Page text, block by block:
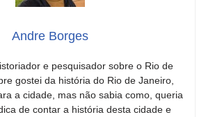
Andre Borges
e pesquisador sobre o Rio de
gostei da história do Rio de Janeiro,
a cidade, mas não sabia como, queria
de contar a história desta cidade e